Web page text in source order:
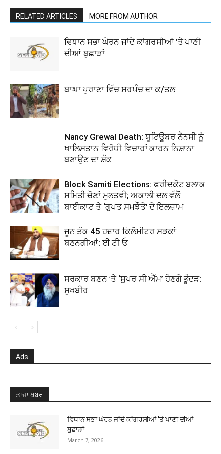
RELATED ARTICLES MORE FROM AUTHOR
ਵਿਧਾਨ ਸਭਾ ਘੇਰਨ ਜਾਂਦੇ ਕਾਂਗਰਸੀਆਂ ’ਤੇ ਪਾਣੀ
ਦੀਆਂ ਬੁਛਾੜਾਂ
ਬਾਘਾ ਪੁਰਾਣਾ ਵਿੱਚ ਸਰਪੰਚ ਦਾ ਕ/ਤਲ
Nancy Grewal Death: ਯੂਟਿਊਬਰ ਨੈਨਸੀ ਨੂੰ
ਖਾਲਿਸਤਾਨ ਵਿਰੋਧੀ ਵਿਚਾਰਾਂ ਕਾਰਨ ਨਿਸ਼ਾਨਾ
ਬਣਾਉਣ ਦਾ ਸ਼ੱਕ
Block Samiti Elections: ਫਰੀਦਕੋਟ ਬਲਾਕ
ਸਮਿਤੀ ਚੋਣਾਂ ਮੁਲਤਵੀ; ਅਕਾਲੀ ਦਲ ਵੱਲੋਂ
ਬਾਈਕਾਟ ਤੇ ‘ਗੁਪਤ ਸਮਝੌਤੇ’ ਦੇ ਇਲਜ਼ਾਮ
ਜੂਨ ਤੱਕ 45 ਹਜ਼ਾਰ ਕਿਲੋਮੀਟਰ ਸੜਕਾਂ
ਬਣਨਗੀਆਂ: ਈ ਟੀ ਓ
ਸਰਕਾਰ ਬਣਨ ’ਤੇ ‘ਸੁਪਰ ਸੀ ਐੱਮ’ ਹੋਣਗੇ ਭੂੰਦੜ:
ਸੁਖਬੀਰ
Ads
ਤਾਜਾ ਖਬਰ
ਵਿਧਾਨ ਸਭਾ ਘੇਰਨ ਜਾਂਦੇ ਕਾਂਗਰਸੀਆਂ ’ਤੇ ਪਾਣੀ ਦੀਆਂ
ਬੁਛਾੜਾਂ
March 7, 2026